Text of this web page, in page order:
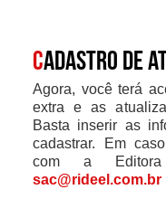
Cadastro de
Agora, você terá
extra e as
Basta inserir as
cadastrar. Em
com a
sac@rideel.com.br